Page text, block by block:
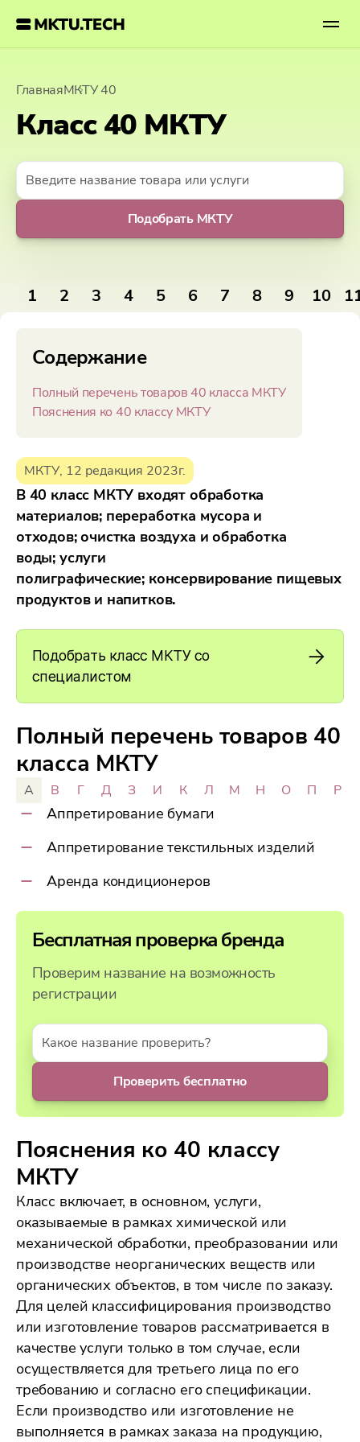
ГлавнаяМКТУ 40
Класс 40 МКТУ
Подобрать МКТУ
1 2 3 4 5 6 7 8 9 10
Содержание
Полный перечень товаров 40 класса МКТУ
Пояснения ко 40 классу МКТУ
МКТУ, 12 редакция 2023г.
В 40 класс МКТУ входят обработка
материалов; переработка мусора и
отходов;очистка воздуха и обработка
воды; услуги
полиграфические; консервирование пищевых
продуктов и напитков.
Подобрать класс МКТУ со
специалистом
Полный перечень товаров 40
класса МКТУ
А В Г Д З И К Л М Н О П Р
Аппретирование бумаги
Аппретирование текстильных изделий
Аренда кондиционеров
Бесплатная проверка бренда
Проверим название на возможность
регистрации
Проверить бесплатно
Пояснения ко 40 классу
МКТУ
Класс включает, в основном, услуги,
оказываемые в рамках химической или
механической обработки, преобразовании или
производстве неорганических веществ или
органических объектов, в том числе по заказу.
Для целей классифицирования производство
или изготовление товаров рассматривается в
качестве услуги только в том случае, если
осуществляется для третьего лица по его
требованию и согласно его спецификации.
Если производство или изготовление не
выполняется в рамках заказа на продукцию,